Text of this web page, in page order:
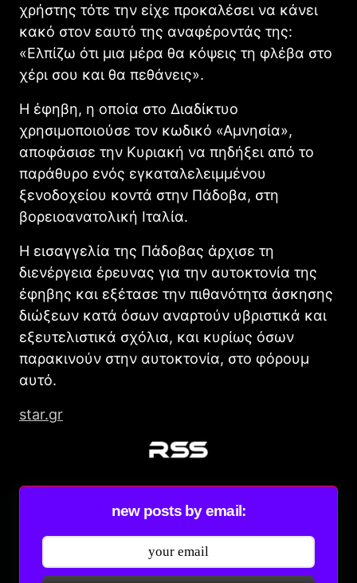
χρήστης τότε την είχε προκαλέσει να κάνει
κακό στον εαυτό της αναφέροντάς της:
«Ελπίζω ότι μια μέρα θα κόψεις τη φλέβα στο
χέρι σου και θα πεθάνεις».
Η έφηβη, η οποία στο Διαδίκτυο
χρησιμοποιούσε τον κωδικό «Αμνησία»,
αποφάσισε την Κυριακή να πηδήξει από το
παράθυρο ενός εγκαταλελειμμένου
ξενοδοχείου κοντά στην Πάδοβα, στη
βορειοανατολική Ιταλία.
Η εισαγγελία της Πάδοβας άρχισε τη
διενέργεια έρευνας για την αυτοκτονία της
έφηβης και εξέτασε την πιθανότητα άσκησης
διώξεων κατά όσων αναρτούν υβριστικά και
εξευτελιστικά σχόλια, και κυρίως όσων
παρακινούν στην αυτοκτονία, στο φόρουμ
αυτό.
star.gr
new posts by email: